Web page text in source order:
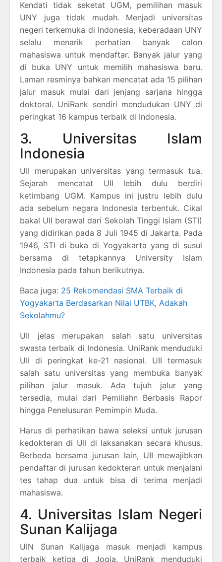
Kendati tidak seketat UGM, pemilihan masuk
UNY juga tidak mudah. Menjadi universitas
negeri terkemuka di Indonesia, keberadaan UNY
selalu menarik perhatian banyak calon
mahasiswa untuk mendaftar. Banyak jalur yang
di buka UNY untuk memilih mahasiswa baru.
Laman resminya bahkan mencatat ada 15 pilihan
jalur masuk mulai dari jenjang sarjana hingga
doktoral. UniRank sendiri mendudukan UNY di
peringkat 16 kampus terbaik di Indonesia.
3. Universitas Islam
Indonesia
UII merupakan universitas yang termasuk tua.
Sejarah mencatat UII lebih dulu berdiri
ketimbang UGM. Kampus ini justru lebih dulu
ada sebelum negara Indonesia terbentuk. Cikal
bakal UII berawal dari Sekolah Tinggi Islam (STI)
yang didirikan pada 8 Juli 1945 di Jakarta. Pada
1946, STI di buka di Yogyakarta yang di susul
bersama di tetapkannya University Islam
Indonesia pada tahun berikutnya.
Baca juga: 25 Rekomendasi SMA Terbaik di
Yogyakarta Berdasarkan Nilai UTBK, Adakah
Sekolahmu?
UII jelas merupakan salah satu universitas
swasta terbaik di Indonesia. UniRank menduduki
UII di peringkat ke-21 nasional. UII termasuk
salah satu universitas yang membuka banyak
pilihan jalur masuk. Ada tujuh jalur yang
tersedia, mulai dari Pemiliahn Berbasis Rapor
hingga Penelusuran Pemimpin Muda.
Harus di perhatikan bawa seleksi untuk jurusan
kedokteran di UII di laksanakan secara khusus.
Berbeda bersama jurusan lain, UII mewajibkan
pendaftar di jurusan kedokteran untuk menjalani
tes tahap dua untuk bisa di terima menjadi
mahasiswa.
4. Universitas Islam Negeri
Sunan Kalijaga
UIN Sunan Kalijaga masuk menjadi kampus
terbaik ketiga di Jogja. UniRank menduduki